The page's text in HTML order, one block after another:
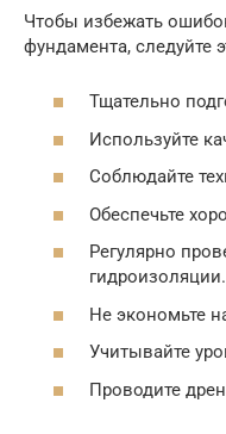
Чтобы избежать
фундамента, следуйте
Тщательно
Используйте
Соблюдайте
Обеспечьте
Регулярно
гидроизоляции.
Не экономьте
Учитывайте
Проводите